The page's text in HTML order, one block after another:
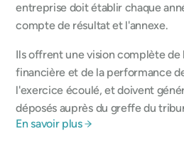
entreprise doit établir chaque
compte de résultat et l'annexe.
Ils offrent une vision complète de
financière et de la performance
l'exercice écoulé, et doivent
déposés auprès du greffe du
En savoir plus